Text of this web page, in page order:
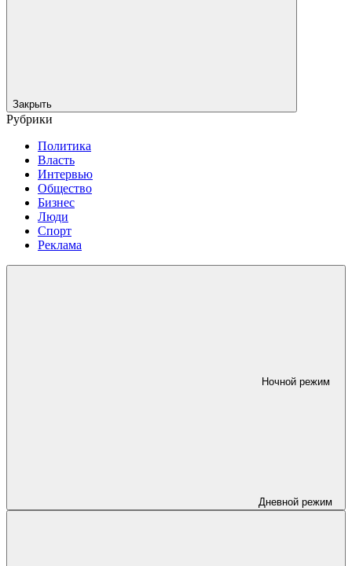
Закрыть
Рубрики
Политика
Власть
Интервью
Общество
Бизнес
Люди
Спорт
Реклама
Ночной режим
Дневной режим